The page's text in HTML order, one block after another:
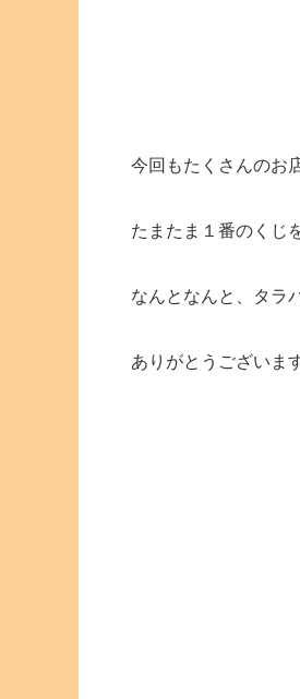
今回もたくさんのお
たまたま１番のくじ
なんとなんと、タラ
ありがとうございま